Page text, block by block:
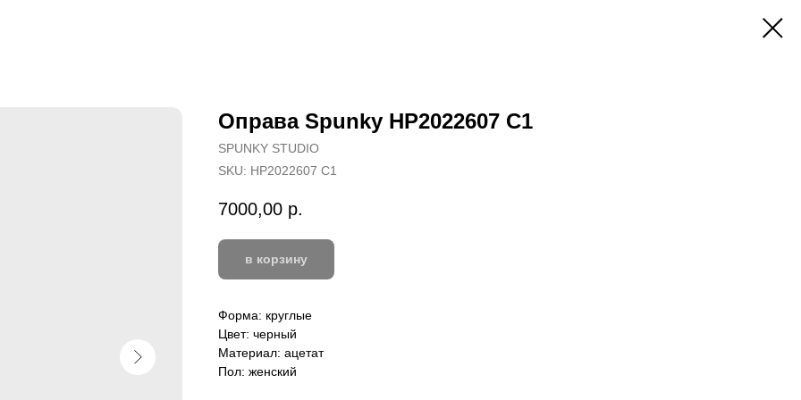
Оправа Spunky HP2022607 C1
SPUNKY STUDIO
SKU: HP2022607 C1
7000,00 р.
в корзину
Форма: круглые
Цвет: черный
Материал: ацетат
Пол: женский